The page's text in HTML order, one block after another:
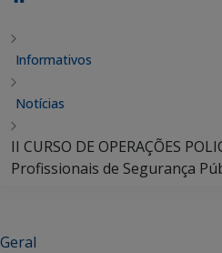
Informativos
Notícias
II CURSO DE OPERAÇÕES
Profissionais de Segurança
Geral